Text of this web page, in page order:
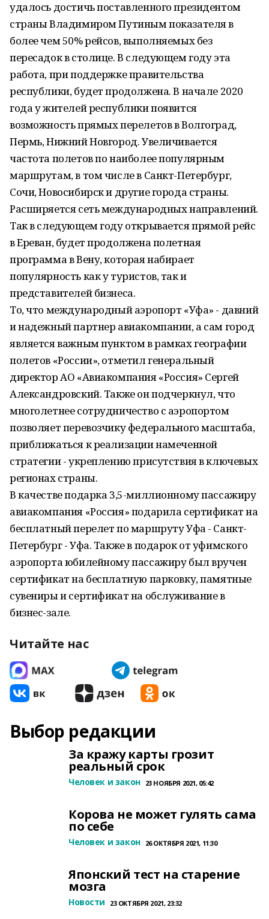
удалось достичь поставленного президентом
страны Владимиром Путиным показателя в
более чем 50% рейсов, выполняемых без
пересадок в столице. В следующем году эта
работа, при поддержке правительства
республики, будет продолжена. В начале 2020
года у жителей республики появится
возможность прямых перелетов в Волгоград,
Пермь, Нижний Новгород. Увеличивается
частота полетов по наиболее популярным
маршрутам, в том числе в Санкт-Петербург,
Сочи, Новосибирск и другие города страны.
Расширяется сеть международных направлений.
Так в следующем году открывается прямой рейс
в Ереван, будет продолжена полетная
программа в Вену, которая набирает
популярность как у туристов, так и
представителей бизнеса.
То, что международный аэропорт «Уфа» - давний
и надежный партнер авиакомпании, а сам город
является важным пунктом в рамках географии
полетов «России», отметил генеральный
директор АО «Авиакомпания «Россия» Сергей
Александровский. Также он подчеркнул, что
многолетнее сотрудничество с аэропортом
позволяет перевозчику федерального масштаба,
приближаться к реализации намеченной
стратегии - укреплению присутствия в ключевых
регионах страны.
В качестве подарка 3,5-миллионному пассажиру
авиакомпания «Россия» подарила сертификат на
бесплатный перелет по маршруту Уфа - Санкт-
Петербург - Уфа. Также в подарок от уфимского
аэропорта юбилейному пассажиру был вручен
сертификат на бесплатную парковку, памятные
сувениры и сертификат на обслуживание в
бизнес-зале.
Читайте нас
Выбор редакции
За кражу карты грозит
реальный срок
Человек и закон 23 НОЯБРЯ 2021, 05:42
Корова не может гулять сама
по себе
Человек и закон 26 ОКТЯБРЯ 2021, 11:30
Японский тест на старение
мозга
Новости 23 ОКТЯБРЯ 2021, 23:32